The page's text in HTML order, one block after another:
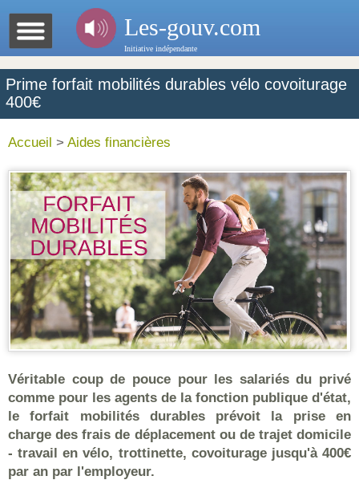
Les-gouv.com
Initiative indépendante
Prime forfait mobilités durables vélo covoiturage
400€
Accueil > Aides financières
Véritable coup de pouce pour les salariés du privé
comme pour les agents de la fonction publique d'état,
le forfait mobilités durables prévoit la prise en
charge des frais de déplacement ou de trajet domicile
- travail en vélo, trottinette, covoiturage jusqu'à 400€
par an par l'employeur.